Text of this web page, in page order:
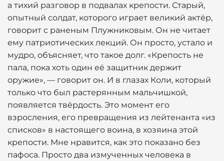
а тихий разговор в подвалах крепости. Старый,
опытный солдат, которого играет великий актёр,
говорит с раненым Плужниковым. Он не читает
ему патриотических лекций. Он просто, устало и
мудро, объясняет, что такое долг. «Крепость не
пала, пока хоть один её защитник держит
оружие», — говорит он. И в глазах Коли, который
только что был растерянным мальчишкой,
появляется твёрдость. Это момент его
взросления, его превращения из лейтенанта «из
списков» в настоящего воина, в хозяина этой
крепости. Мне нравится, как это показано без
пафоса. Просто два измученных человека в